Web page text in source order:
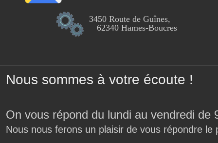
3450 Route de Guînes,
62340 Hames-Boucres
Nous sommes à votre écoute !
On vous répond du lundi au vendredi
Nous nous ferons un plaisir de vous répondre le